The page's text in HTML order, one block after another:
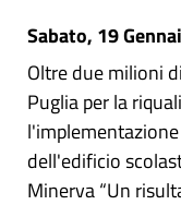
Sabato, 19
Oltre due milioni
Puglia per la
dell'edificio
Minerva “Un